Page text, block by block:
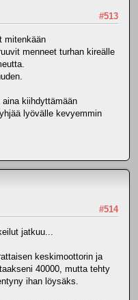
#513
mitenkään
menneet turhan kireälle
kiihdyttämään
lyövälle kevyemmin
#514
jatkuu...
keskimoottorin ja
40000, mutta tehty
ihan löysäks.